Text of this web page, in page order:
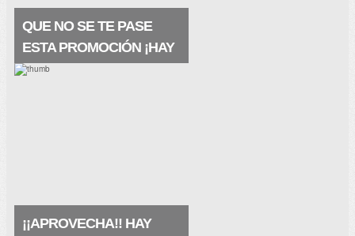
QUE NO SE TE PASE
ESTA PROMOCIÓN ¡HAY
MUESTRAS A
¡¡APROVECHA!! HAY